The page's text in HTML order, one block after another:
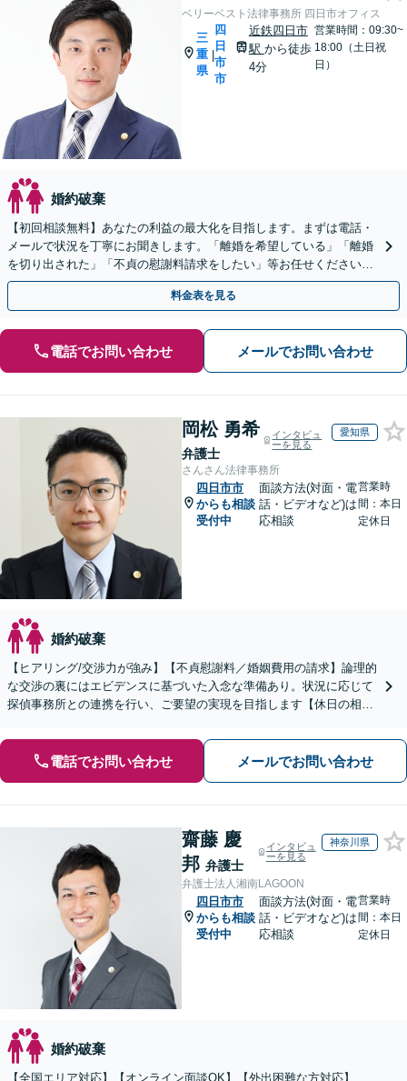
ベリーベスト法律事務所 四日市オフィス
三
重
県
|
四
日
市
市
近鉄四日市
駅 から徒歩
4分
営業時間：09:30~
18:00（土日祝
日）
婚約破棄
【初回相談無料】あなたの利益の最大化を目指します。まずは電話・
メールで状況を丁寧にお聞きします。「離婚を希望している」「離婚
を切り出された」「不貞の慰謝料請求をしたい」等お任せください。
【リーズナブルな料金設定】
料金表を見る
電話でお問い合わせ メールでお問い合わせ
岡松 勇希
弁護士
インタビュ
ーを見る
愛知県
さんさん法律事務所
四日市市
からも相談
受付中
面談方法(対面・電
話・ビデオなど)は
応相談
営業時
間：本日
定休日
婚約破棄
【ヒアリング/交渉力が強み】【不貞慰謝料／婚姻費用の請求】論理的
な交渉の裏にはエビデンスに基づいた入念な準備あり。状況に応じて
探偵事務所との連携を行い、ご要望の実現を目指します【休日の相談
電話でお問い合わせ メールでお問い合わせ
齋藤 慶
邦 弁護士
インタビュ
ーを見る
神奈川県
弁護士法人湘南LAGOON
四日市市
からも相談
受付中
面談方法(対面・電
話・ビデオなど)は
応相談
営業時
間：本日
定休日
婚約破棄
【全国エリア対応】【オンライン面談OK】【外出困難な方対応】